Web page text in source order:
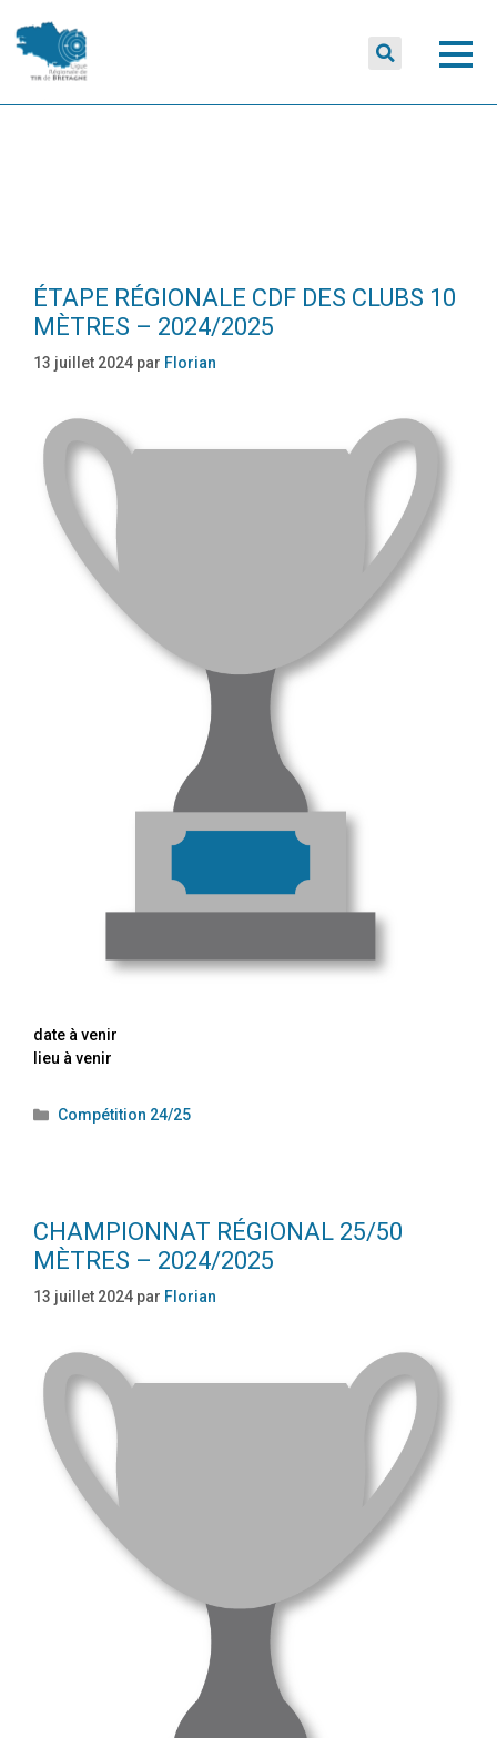
ÉTAPE RÉGIONALE CDF DES CLUBS 10
MÈTRES – 2024/2025
13 juillet 2024 par Florian
date à venir
lieu à venir
Compétition 24/25
CHAMPIONNAT RÉGIONAL 25/50
MÈTRES – 2024/2025
13 juillet 2024 par Florian